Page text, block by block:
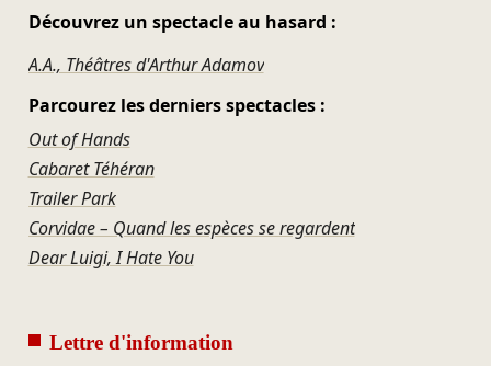
Découvrez un spectacle au hasard :
A.A., Théâtres d'Arthur Adamov
Parcourez les derniers spectacles :
Out of Hands
Cabaret Téhéran
Trailer Park
Corvidae – Quand les espèces se regardent
Dear Luigi, I Hate You
Lettre d'information